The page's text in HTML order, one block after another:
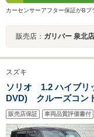
カーセンサーアフター保証がBプ
販売店： ガリバー 泉北店
スズキ
ソリオ 1.2 ハイブ
DVD) クルーズコン
ートヒーター プッ
クカメラ 衝突軽減
ート 純正アルミホイ
販売店保証 車両品質評価書付